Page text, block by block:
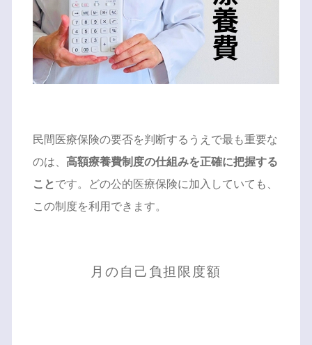
民間医療保険の要否を判断するうえで最も重要な
のは、 高額療養費制度の仕組みを正確に把握する
ことです。どの公的医療保険に加入していても、
この制度を利用できます。
月の自己負担限度額